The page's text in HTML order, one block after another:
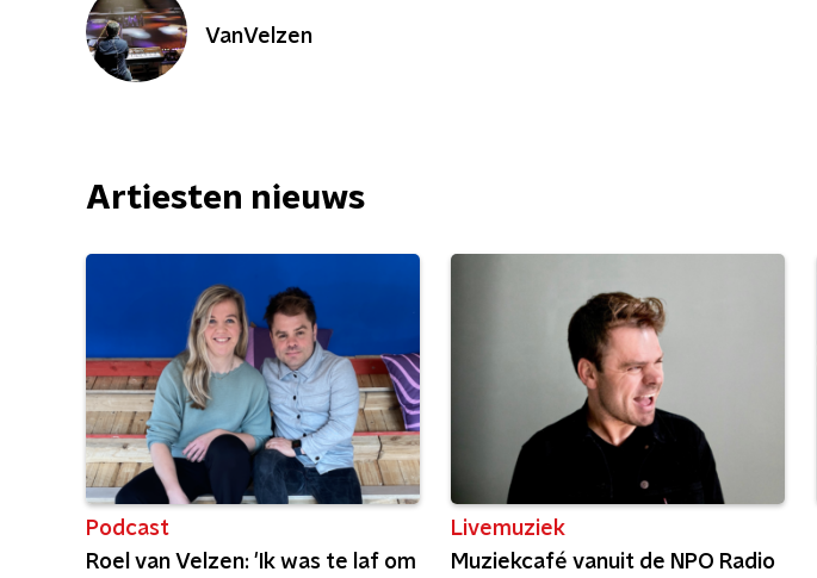
VanVelzen
Artiesten nieuws
Podcast
Roel van Velzen: 'Ik was te laf om
Livemuziek
Muziekcafé vanuit de NPO Radio